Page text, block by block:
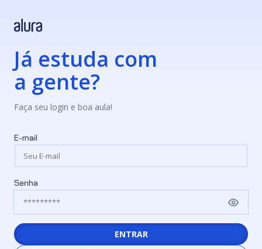
Já estuda com
a gente?
Faça seu login e boa aula!
E-mail
Senha
ENTRAR